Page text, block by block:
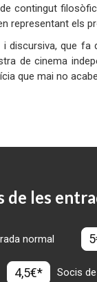
contingut
representant els
i discursiva, que
de cinema
que mai no
de les
normal
4,5€* Socis